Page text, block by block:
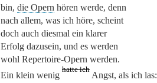
bin, die Opern hören werde, denn
nach allem, was ich höre, scheint
doch auch diesmal ein klarer
Erfolg dazusein, und es werden
wohl Repertoire-Opern werden.
Ein klein wenig
hatte ich
Angst, als ich las: